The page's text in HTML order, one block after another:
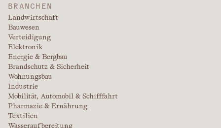
BRANCHEN
Landwirtschaft
Bauwesen
Verteidigung
Elektronik
Energie & Bergbau
Brandschutz & Sicherheit
Wohnungsbau
Industrie
Mobilität, Automobil & Schifffahrt
Pharmazie & Ernährung
Textilien
Wasseraufbereitung